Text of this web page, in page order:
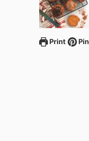
Print Pin